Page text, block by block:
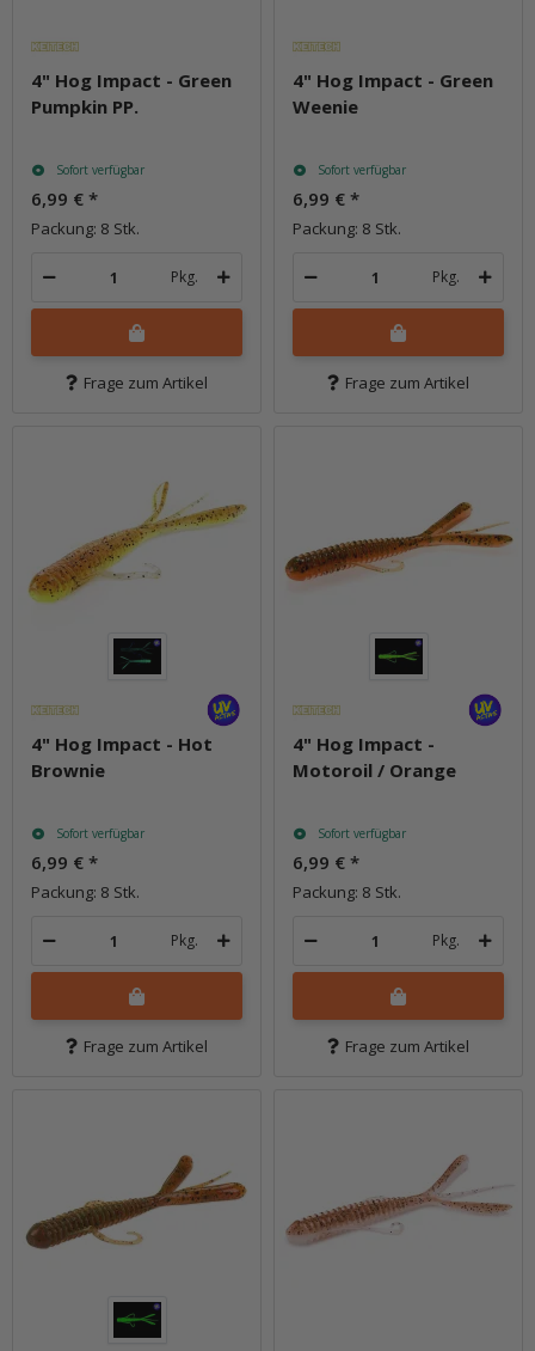
4" Hog Impact - Green
Pumpkin PP.
Sofort verfügbar
6,99 € *
Packung: 8 Stk.
Pkg.
Frage zum Artikel
4" Hog Impact - Green
Weenie
Sofort verfügbar
6,99 € *
Packung: 8 Stk.
Pkg.
Frage zum Artikel
4" Hog Impact - Hot
Brownie
Sofort verfügbar
6,99 € *
Packung: 8 Stk.
Pkg.
Frage zum Artikel
4" Hog Impact -
Motoroil / Orange
Sofort verfügbar
6,99 € *
Packung: 8 Stk.
Pkg.
Frage zum Artikel